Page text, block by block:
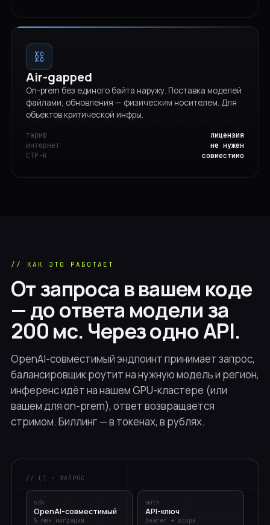
⛓
Air-gapped
On-prem без единого байта наружу. Поставка моделей
файлами, обновления — физическим носителем. Для
объектов критической инфры.
тариф
лицензия
интернет
не нужен
СТР-К
совместимо
// КАК ЭТО РАБОТАЕТ
От запроса в вашем коде
— до ответа модели за
200 мс. Через одно API.
OpenAI-совместимый эндпоинт принимает запрос,
балансировщик роутит на нужную модель и регион,
инференс идёт на нашем GPU-кластере (или
вашем для on-prem), ответ возвращается
стримом. Биллинг — в токенах, в рублях.
// L1 · ЗАПРОС
sdk
OpenAI-совместимый
5 мин миграции
auth
API-ключ
Bearer + scope